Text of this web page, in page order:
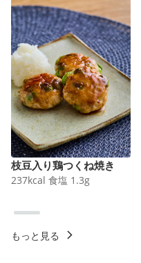
枝豆入り鶏つくね焼き
237kcal 食塩 1.3g
もっと見る